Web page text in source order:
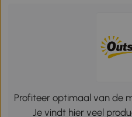
Profiteer optimaal van de
Je vindt hier veel